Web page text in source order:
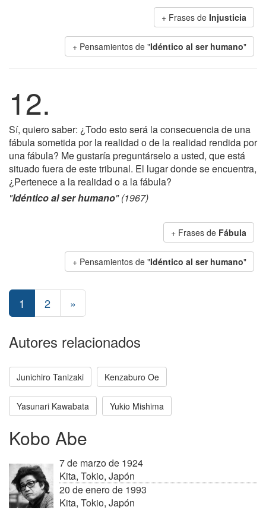
+ Frases de Injusticia
+ Pensamientos de "Idéntico al ser humano"
12.
Sí, quiero saber: ¿Todo esto será la consecuencia de una
fábula sometida por la realidad o de la realidad rendida por
una fábula? Me gustaría preguntárselo a usted, que está
situado fuera de este tribunal. El lugar donde se encuentra,
¿Pertenece a la realidad o a la fábula?
"Idéntico al ser humano" (1967)
+ Frases de Fábula
+ Pensamientos de "Idéntico al ser humano"
1 2 »
Autores relacionados
Junichiro Tanizaki Kenzaburo Oe
Yasunari Kawabata Yukio Mishima
Kobo Abe
7 de marzo de 1924
Kita, Tokio, Japón
20 de enero de 1993
Kita, Tokio, Japón